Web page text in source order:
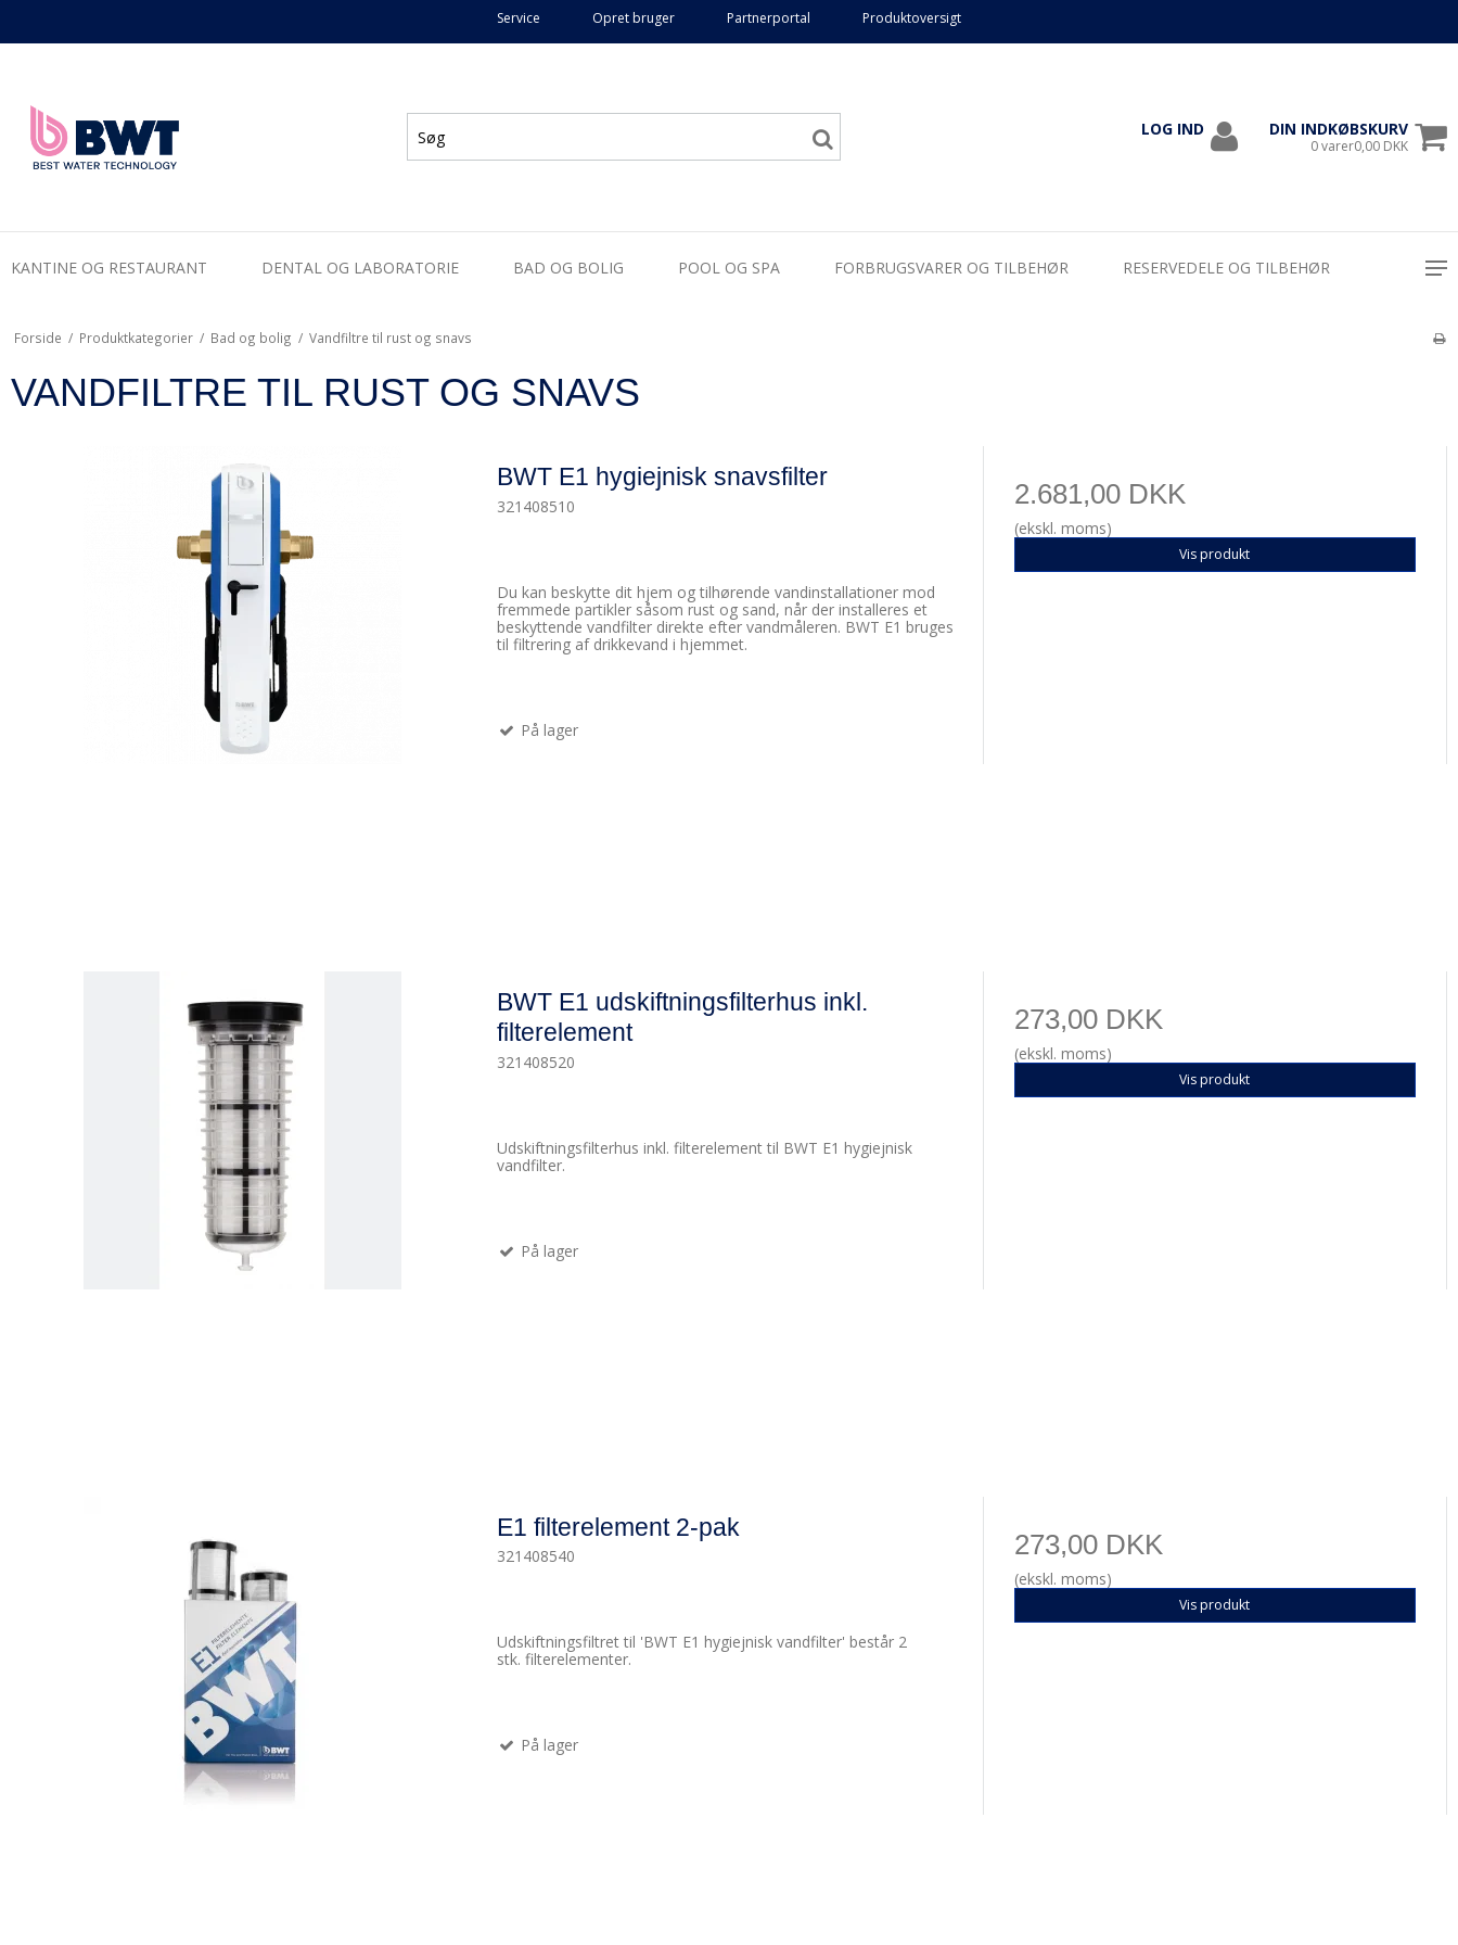
Service Opret bruger Partnerportal Produktoversigt
LOG IND DIN INDKØBSKURV
0 varer0,00 DKK
KANTINE OG RESTAURANT DENTAL OG LABORATORIE BAD OG BOLIG POOL OG SPA FORBRUGSVARER OG TILBEHØR RESERVEDELE OG TILBEHØR
Forside / Produktkategorier / Bad og bolig / Vandfiltre til rust og snavs
VANDFILTRE TIL RUST OG SNAVS
BWT E1 hygiejnisk snavsfilter
321408510
Du kan beskytte dit hjem og tilhørende vandinstallationer mod
fremmede partikler såsom rust og sand, når der installeres et
beskyttende vandfilter direkte efter vandmåleren. BWT E1 bruges
til filtrering af drikkevand i hjemmet.
På lager
2.681,00 DKK
(ekskl. moms)
Vis produkt
BWT E1 udskiftningsfilterhus inkl.
filterelement
321408520
Udskiftningsfilterhus inkl. filterelement til BWT E1 hygiejnisk
vandfilter.
På lager
273,00 DKK
(ekskl. moms)
Vis produkt
E1 filterelement 2-pak
321408540
Udskiftningsfiltret til 'BWT E1 hygiejnisk vandfilter' består 2
stk. filterelementer.
På lager
273,00 DKK
(ekskl. moms)
Vis produkt